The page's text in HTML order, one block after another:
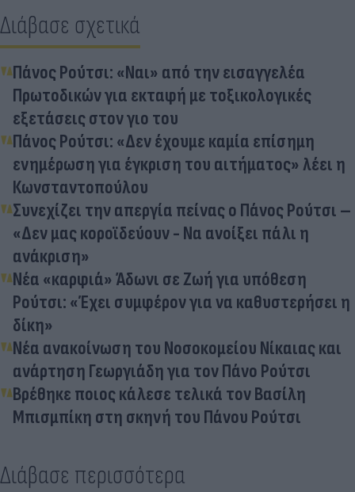
Διάβασε σχετικά
Πάνος Ρούτσι: «Ναι» από την εισαγγελέα
Πρωτοδικών για εκταφή με τοξικολογικές
εξετάσεις στον γιο του
Πάνος Ρούτσι: «Δεν έχουμε καμία επίσημη
ενημέρωση για έγκριση του αιτήματος» λέει η
Κωνσταντοπούλου
Συνεχίζει την απεργία πείνας ο Πάνος Ρούτσι –
«Δεν μας κοροϊδεύουν - Να ανοίξει πάλι η
ανάκριση»
Νέα «καρφιά» Άδωνι σε Ζωή για υπόθεση
Ρούτσι: «Έχει συμφέρον για να καθυστερήσει η
δίκη»
Νέα ανακοίνωση του Νοσοκομείου Νίκαιας και
ανάρτηση Γεωργιάδη για τον Πάνο Ρούτσι
Βρέθηκε ποιος κάλεσε τελικά τον Βασίλη
Μπισμπίκη στη σκηνή του Πάνου Ρούτσι
Διάβασε περισσότερα